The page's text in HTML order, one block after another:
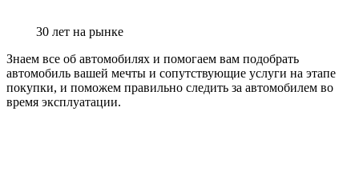
30 лет на рынке
Знаем все об автомобилях и помогаем вам подобрать
автомобиль вашей мечты и сопутствующие услуги на этапе
покупки, и поможем правильно следить за автомобилем во
время эксплуатации.